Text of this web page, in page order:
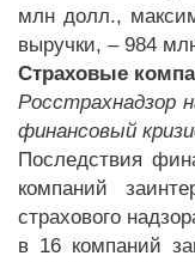
млн долл.,
выручки, – 984
Страховые
Росстрахнадзор
финансовый
Последствия
компаний
страхового
в 16 компаний